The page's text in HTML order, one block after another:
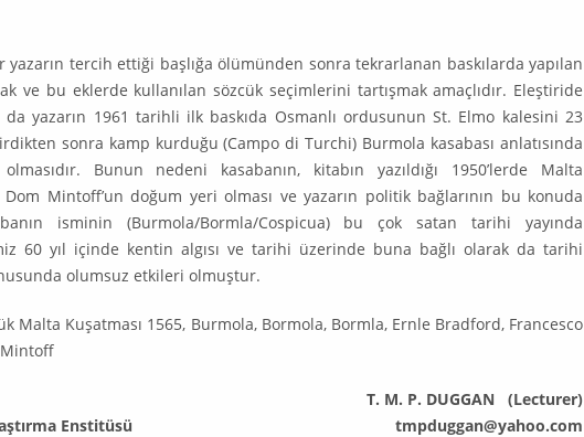
tercih ettiği başlığa ölümünden sonra tekrarlanan baskılarda yapılan
ve bu eklerde kullanılan sözcük seçimlerini tartışmak amaçlıdır. Eleştiride
yazarın 1961 tarihli ilk baskıda Osmanlı ordusunun St. Elmo kalesini 23
sonra kamp kurduğu (Campo di Turchi) Burmola kasabası anlatısında
Bunun nedeni kasabanın, kitabın yazıldığı 1950’lerde Malta
Min­toff’un doğum yeri olması ve yazarın politik bağlarının bu konuda
isminin (Burmola/Bormla/Cospicua) bu çok satan tarihi yayında
60 yıl içinde kentin algı­sı ve tarihi üzerinde buna bağlı olarak da tarihi
olumsuz etkileri olmuştur.
Malta Kuşatması 1565, Burmola, Bormola, Bormla, Ernle Bradford, Francesco
Enstitüsü
T. M. P. DUGGAN (Lecturer)
tmpduggan@yahoo.com